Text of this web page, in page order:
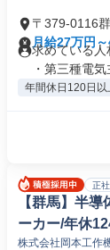
〒379-0116
月給27万円
求めている人
・第三種電気
年間休日120日以
正
【群馬】半
ーカー/年休
株式会社岡本工作